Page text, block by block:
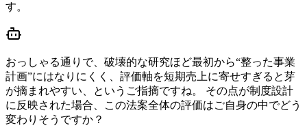
す。
おっしゃる通りで、破壊的な研究ほど最初から“整った事業
計画”にはなりにくく、評価軸を短期売上に寄せすぎると芽
が摘まれやすい、というご指摘ですね。 その点が制度設計
に反映された場合、この法案全体の評価はご自身の中でどう
変わりそうですか？